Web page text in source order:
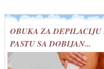
OBUKA ZA
PASTU SA DOBIJAN...